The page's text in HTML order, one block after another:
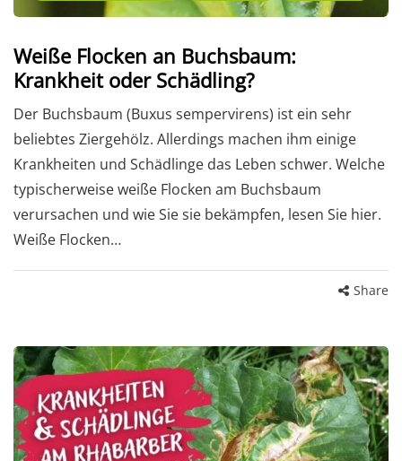
Weiße Flocken an Buchsbaum:
Krankheit oder Schädling?
Der Buchsbaum (Buxus sempervirens) ist ein sehr
beliebtes Ziergehölz. Allerdings machen ihm einige
Krankheiten und Schädlinge das Leben schwer. Welche
typischerweise weiße Flocken am Buchsbaum
verursachen und wie Sie sie bekämpfen, lesen Sie hier.
Weiße Flocken…
Share